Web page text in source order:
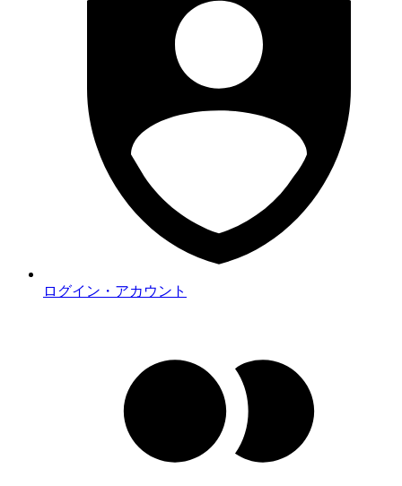
ログイン・アカウント